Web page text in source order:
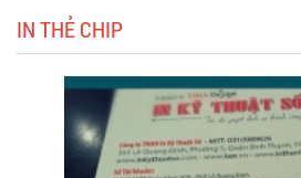
IN THẺ CHIP